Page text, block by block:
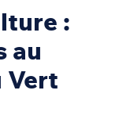
:
au
Vert